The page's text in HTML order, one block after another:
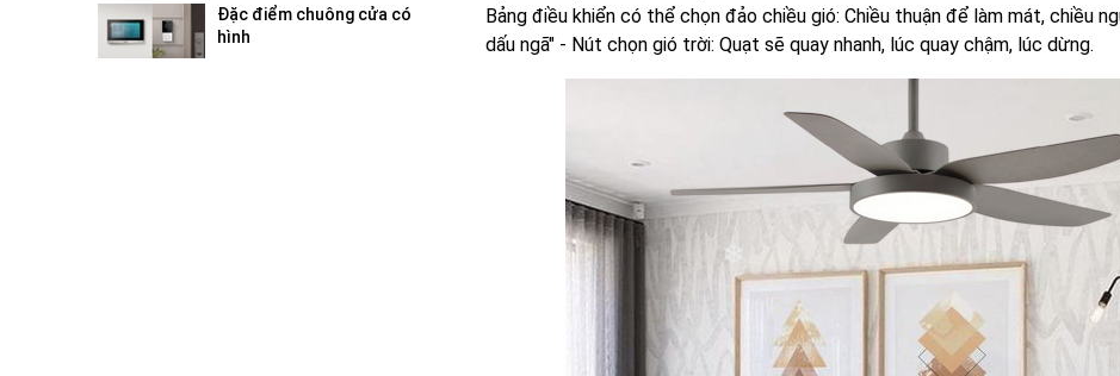
Đặc điểm chuông cửa có
hình
Bảng điều khiển có thể chọn đảo chiều gió: Chiều thuận để làm mát, chiều
dấu ngã" - Nút chọn gió trời: Quạt sẽ quay nhanh, lúc quay chậm, lúc dừng.